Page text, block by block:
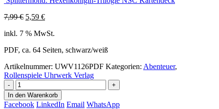
7,99€ Ursprünglicher
war:
5,59 €Aktueller
ist:
inkl. 7 % MwSt.
PDF, ca. 64 Seiten, schwarz/weiß
Artikelnummer: UWV1126PDF Kategorien: Abenteuer,
Rollenspiele Uhrwerk Verlag
-
+
In den Warenkorb
Facebook LinkedIn Email WhatsApp